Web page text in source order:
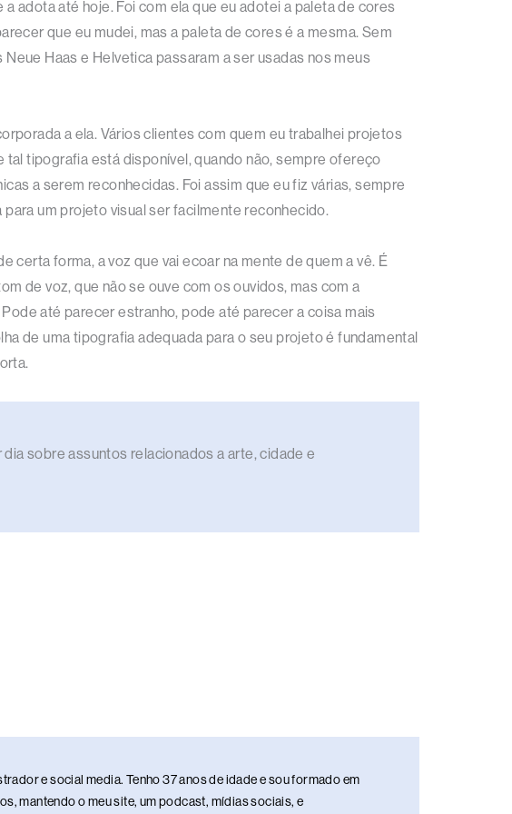
adota até hoje. Foi com ela que eu adotei a paleta de cores
que eu mudei, mas a paleta de cores é a mesma. Sem
Haas e Helvetica passaram a ser usadas nos meus
a ela. Vários clientes com quem eu trabalhei projetos
tipografia está disponível, quando não, sempre ofereço
a serem reconhecidas. Foi assim que eu fiz várias, sempre
um projeto visual ser facilmente reconhecido.
certa forma, a voz que vai ecoar na mente de quem a vê. É
de voz, que não se ouve com os ouvidos, mas com a
até parecer estranho, pode até parecer a coisa mais
de uma tipografia adequada para o seu projeto é fundamental
sobre assuntos relacionados a arte, cidade e
e social media. Tenho 37 anos de idade e sou formado em
mantendo o meu site, um podcast, mídias sociais, e